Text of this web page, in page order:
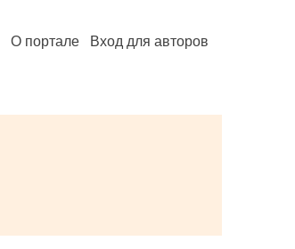
О портале Вход для авторов